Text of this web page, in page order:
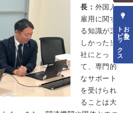
長： 外国人
雇用に関す
る知識が乏
しかった当
社にとっ
て、専門的
なサポート
を受けられ
ることは大
お役立ち
トピックス